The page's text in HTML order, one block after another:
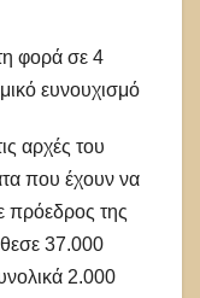
φορά σε 4
ευνουχισμό
αρχές του
που έχουν να
πρόεδρος της
37.000
2.000